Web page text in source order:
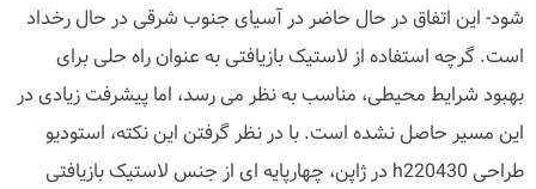
شود- این اتفاق در حال حاضر در آسیای جنوب شرقی در حال رخداد
است. گرچه استفاده از لاستیک بازیافتی به عنوان راه حلی برای
بهبود شرایط محیطی، مناسب به نظر می رسد، اما پیشرفت زیادی در
این مسیر حاصل نشده است. با در نظر گرفتن این نکته، استودیو
طراحی h220430 در ژاپن، چهارپایه ای از جنس لاستیک بازیافتی